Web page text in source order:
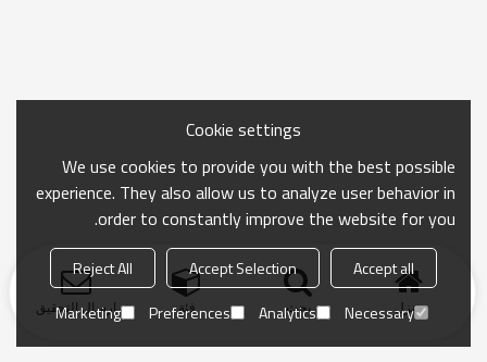
منزل بحث فئة ارسال التحقيق
Cookie settings
We use cookies to provide you with the best possible
experience. They also allow us to analyze user behavior in
order to constantly improve the website for you.
Accept all
Accept Selection
Reject All
Necessary
Analytics
Preferences
Marketing